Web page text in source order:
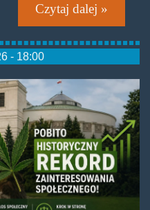
Czytaj dalej »
- 18:00